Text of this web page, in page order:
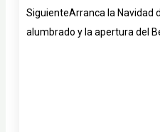
SiguienteArranca la Navidad
alumbrado y la apertura del